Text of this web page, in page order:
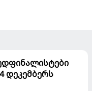
დეკემბერს